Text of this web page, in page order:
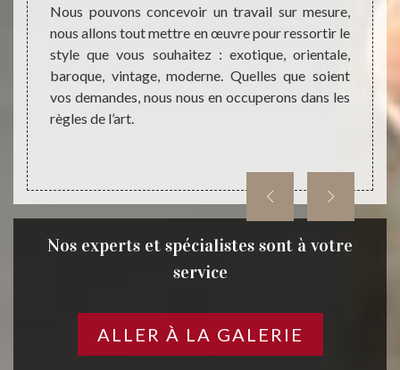
& la
cet
de
à
Nous pouvons concevoir un travail sur mesure,
nous allons tout mettre en œuvre pour ressortir le
style que vous souhaitez : exotique, orientale,
baroque, vintage, moderne. Quelles que soient
vos demandes, nous nous en occuperons dans les
règles de l’art.
et
dans
Nos experts et spécialistes sont à votre
service
ALLER À LA GALERIE